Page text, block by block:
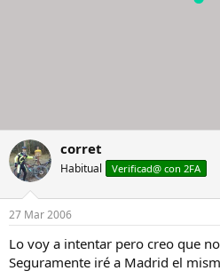
corret
Habitual Verificad@ con 2FA
27 Mar 2006
Lo voy a intentar pero creo que
Seguramente iré a Madrid el